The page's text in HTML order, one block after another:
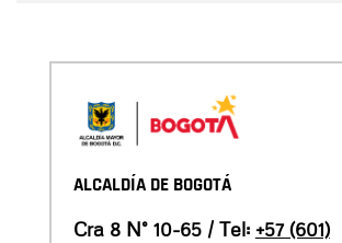
ALCALDÍA DE BOGOTÁ
Cra 8 N° 10-65 / Tel: +57 (601)